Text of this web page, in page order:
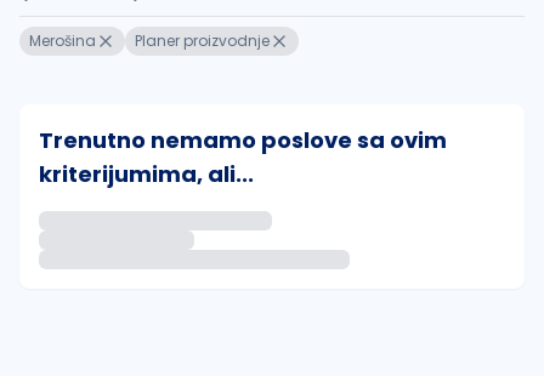
Merošina Planer proizvodnje
Trenutno nemamo poslove sa ovim
kriterijumima, ali...